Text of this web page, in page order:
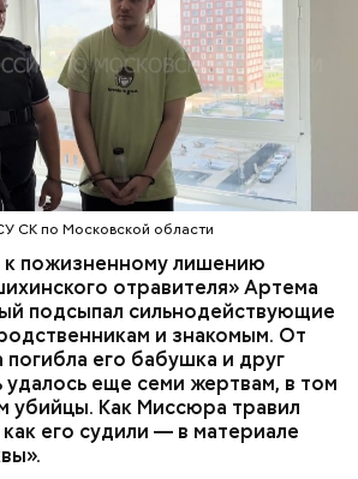
СК по Московской области
к пожизненному лишению
отравителя» Артема
подсыпал сильнодействующие
и знакомым. От
погибла его бабушка и друг
удалось еще семи жертвам, в том
убийцы. Как Миссюра травил
его судили — в материале
когда двое супругов
больницу с жалобами на
Врачи не смогли поставить
после чего анализы
на экспертизу. В них
сильнодействующий
который не мог попасть в
случайно. То же самое вещество
из квартиры пострадавших.
СК по Московской области
БАЛАШИХА
РОДИТЕЛИ
ЭКСПЕРТИЗЫ
установлена,
меры к задержанию, —
в село Чанко, где
вероятный злоумышленник.
в Махачкале объявлен план
и выезд в город перекрыты.
патрулируют улицы,
вокзал и аэропорт.